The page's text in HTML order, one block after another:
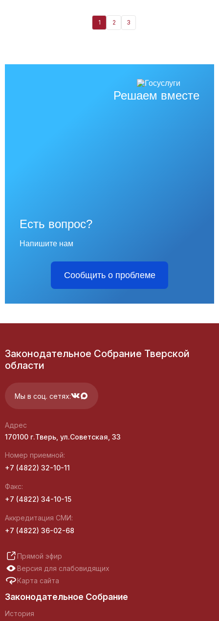
1 2 3
Решаем вместе
Есть вопрос?
Напишите нам
Сообщить о проблеме
Законодательное Собрание Тверской
области
Мы в соц. сетях:
Адрес
170100 г.Тверь, ул.Советская, 33
Номер приемной:
+7 (4822) 32-10-11
Факс:
+7 (4822) 34-10-15
Аккредитация СМИ:
+7 (4822) 36-02-68
Прямой эфир
Версия для слабовидящих
Карта сайта
Законодательное Собрание
История